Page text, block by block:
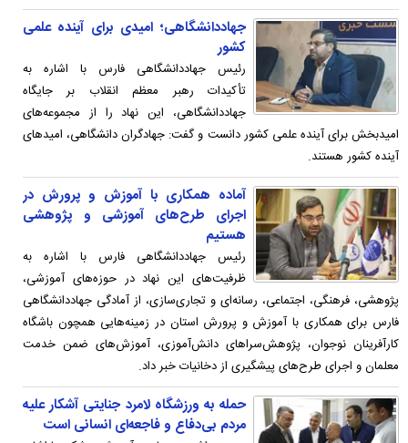
جهاددانشگاهی؛ امیدی برای آینده علمی
کشور
رئیس جهاددانشگاهی فارس با اشاره به
تأکیدات رهبر معظم انقلاب بر جایگاه
جهاددانشگاهی، این نهاد را از مجموعه‌های
امیدبخش برای آینده علمی کشور دانست و گفت: جهادگران دانشگاهی، امیدهای
آینده کشور هستند.
آماده همکاری با آموزش و پرورش در
اجرای طرح‌های آموزشی و پژوهشی
هستیم
رئیس جهاددانشگاهی فارس با اشاره به
ظرفیت‌های این نهاد در حوزه‌های آموزشی،
پژوهشی، فرهنگی، اجتماعی، رسانه‌ای و تجاری‌سازی، از آمادگی جهاددانشگاهی
فارس برای همکاری با آموزش و پرورش استان در زمینه‌هایی همچون باشگاه
کارآفرینان نوجوان، پژوهش‌سراهای دانش‌آموزی، آموزش‌های ضمن خدمت
معلمان و اجرای طرح‌های پیشگیری از دخانیات خبر داد.
حمله به ورزشگاه لامرد جنایتی آشکار علیه
مردم بی‌دفاع و فاجعه‌ای انسانی است